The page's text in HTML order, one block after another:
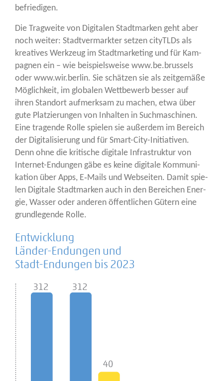
befriedigen.
Die Trag­wei­te von Digi­ta­len Stadt­mar­ken geht aber
noch wei­ter: Stadt­ver­mark­ter set­zen cityTLDs als
krea­ti­ves Werk­zeug im Stadt­mar­ke­ting und für Kam­
pa­gnen ein – wie bei­spiels­wei­se www.be.brussels
oder www.wir.berlin. Sie schät­zen sie als zeit­ge­mä­ße
Mög­lich­keit, im glo­ba­len Wett­be­werb bes­ser auf
ihren Stand­ort auf­merk­sam zu machen, etwa über
gute Plat­zie­run­gen von Inhal­ten in Such­ma­schi­nen.
Eine tra­gen­de Rol­le spie­len sie außer­dem im Bereich
der Digi­ta­li­sie­rung und für Smart-City-Initia­ti­ven.
Denn ohne die kri­ti­sche digi­ta­le Infra­struk­tur von
Inter­net-Endun­gen gäbe es kei­ne digi­ta­le Kom­mu­ni­
ka­ti­on über Apps, E‑Mails und Web­sei­ten. Damit spie­
len Digi­ta­le Stadt­mar­ken auch in den Berei­chen Ener­
gie, Was­ser oder ande­ren öffent­li­chen Gütern eine
grund­le­gen­de Rolle.